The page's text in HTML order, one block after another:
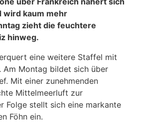
wird kaum mehr
zieht die feuchtere
hinweg.
eine weitere Staffel mit
Montag bildet sich über
Mit einer zunehmenden
Mittelmeerluft zur
Folge stellt sich eine markante
Föhn ein.